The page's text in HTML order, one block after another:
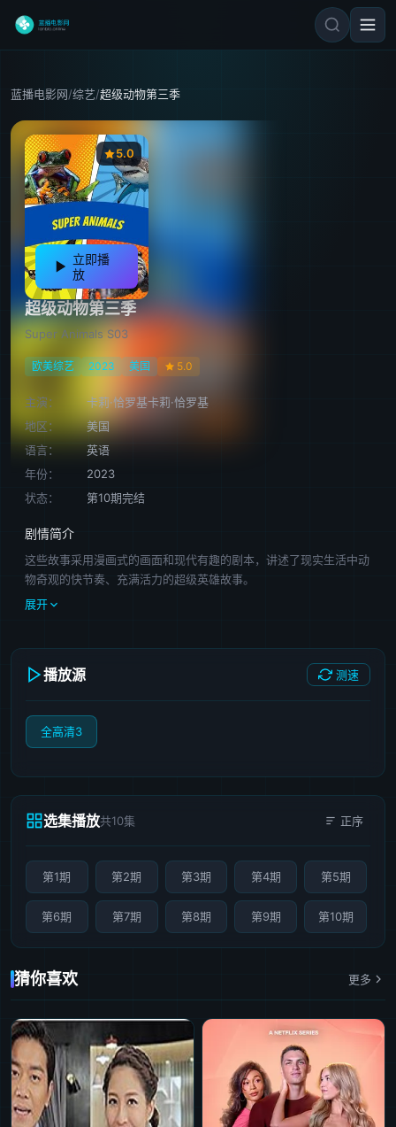
蓝播电影网/综艺/超级动物第三季
5.0
立即播
放
超级动物第三季
Super Animals S03
欧美综艺 2023 美国 5.0
主演：
卡莉·恰罗基卡莉·恰罗基
地区：
美国
语言：
英语
年份：
2023
状态：
第10期完结
剧情简介
这些故事采用漫画式的画面和现代有趣的剧本，讲述了现实生活中动
物奇观的快节奏、充满活力的超级英雄故事。
展开
播放源 测速
全高清3
选集播放共10集 正序
第1期 第2期 第3期 第4期 第5期
第6期 第7期 第8期 第9期 第10期
猜你喜欢 更多